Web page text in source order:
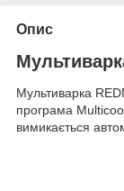
Опис
Мультиварка
програма
вимикається